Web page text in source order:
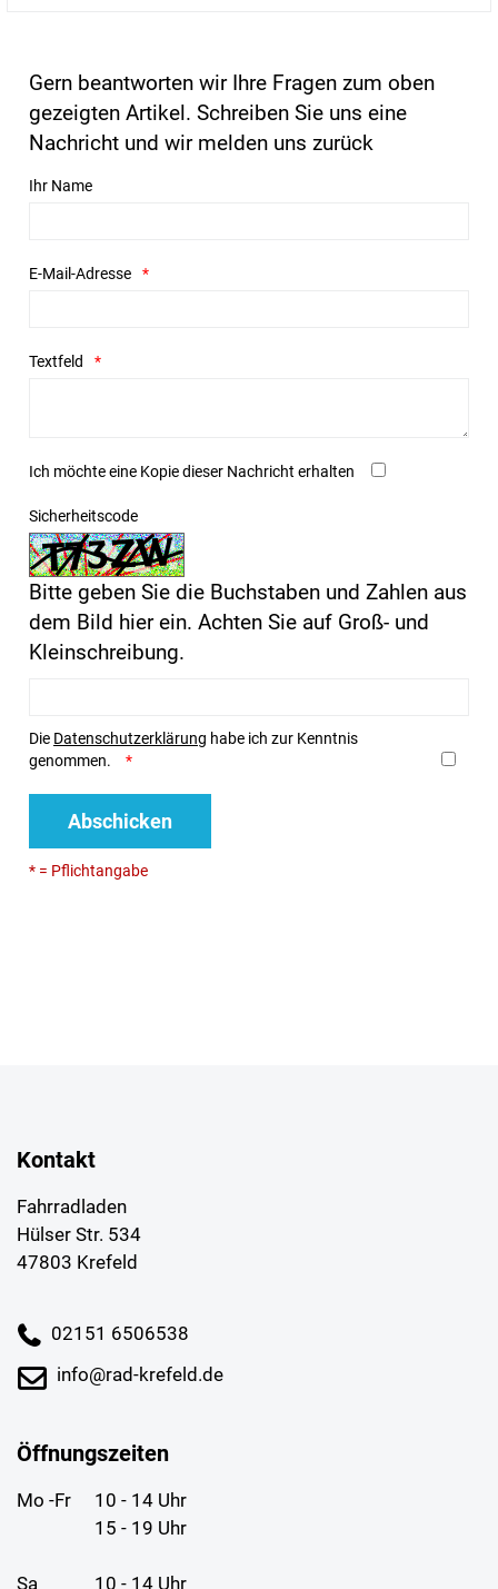
Gern beantworten wir Ihre Fragen zum oben
gezeigten Artikel. Schreiben Sie uns eine
Nachricht und wir melden uns zurück
Ihr Name
E-Mail-Adresse
Textfeld
Ich möchte eine Kopie dieser Nachricht erhalten
Sicherheitscode
Bitte geben Sie die Buchstaben und Zahlen aus
dem Bild hier ein. Achten Sie auf Groß- und
Kleinschreibung.
Die Datenschutzerklärung habe ich zur Kenntnis
genommen.
Abschicken
* = Pflichtangabe
Kontakt
Fahrradladen
Hülser Str. 534
47803 Krefeld
02151 6506538
info@rad-krefeld.de
Öffnungszeiten
Mo -Fr
10 - 14 Uhr
15 - 19 Uhr
Sa 10 - 14 Uhr